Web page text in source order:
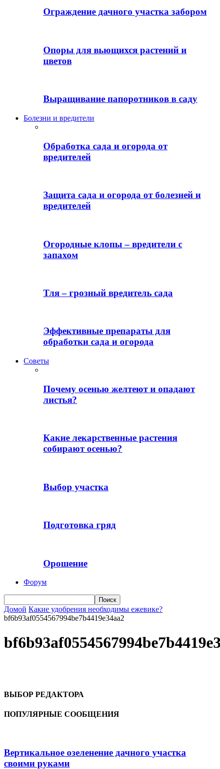
Ограждение дачного участка забором
Опоры для вьющихся растений и
цветов
Выращивание папоротников в саду
Болезни и вредители
Обработка сада и огорода от
вредителей
Защита сада и огорода от болезней и
вредителей
Огородные клопы – вредители с
запахом
Тля – грозный вредитель сада
Эффективные препараты для
обработки сада и огорода
Советы
Почему осенью желтеют и опадают
листья?
Какие лекарственные растения
собирают осенью?
Выбор участка
Подготовка гряд
Орошение
Форум
Домой Какие удобрения необходимы ежевике?
bf6b93af0554567994be7b4419e34aa2
ВЫБОР РЕДАКТОРА
ПОПУЛЯРНЫЕ СООБЩЕНИЯ
Вертикальное озеленение дачного участка
своими руками